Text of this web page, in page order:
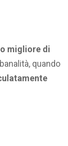
migliore di
quando